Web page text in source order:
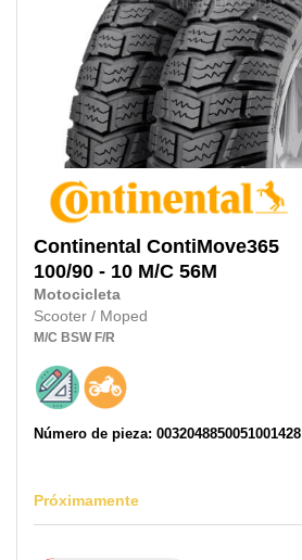
Continental ContiMove365
100/90 - 10 M/C 56M
Motocicleta
Scooter / Moped
M/C BSW F/R
Número de pieza: 0032048850051001428
Próximamente